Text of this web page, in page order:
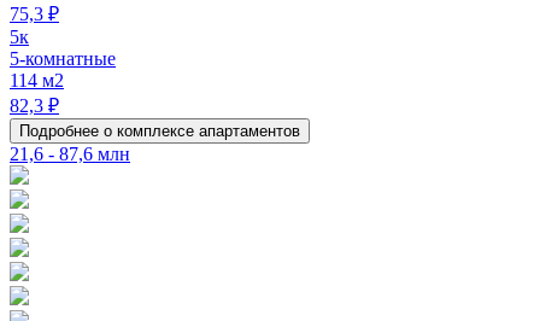
75,3 ₽
5к
5-комнатные
114 м2
82,3 ₽
Подробнее о комплексе апартаментов
21,6 - 87,6 млн